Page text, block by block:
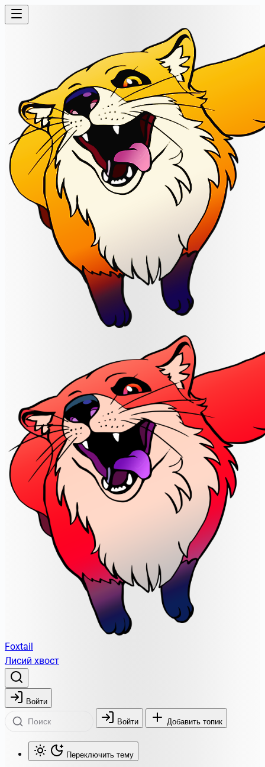
Foxtail
Лисий хвост
Войти
Войти Добавить топик
Переключить тему